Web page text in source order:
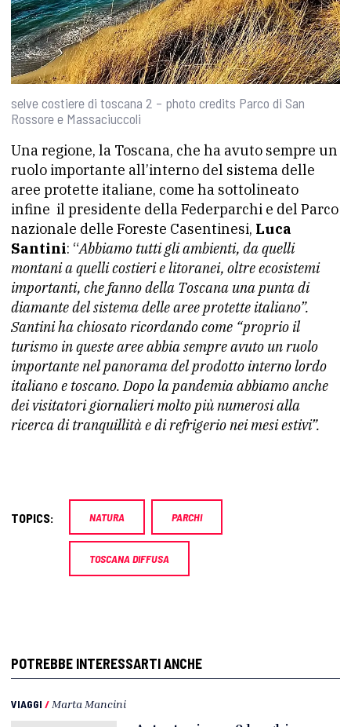
selve costiere di toscana 2 – photo credits Parco di San
Rossore e Massaciuccoli
Una regione, la Toscana, che ha avuto sempre un
ruolo importante all’interno del sistema delle
aree protette italiane, come ha sottolineato
infine il presidente della Federparchi e del Parco
nazionale delle Foreste Casentinesi, Luca
Santini: “Abbiamo tutti gli ambienti, da quelli
montani a quelli costieri e litoranei, oltre ecosistemi
importanti, che fanno della Toscana una punta di
diamante del sistema delle aree protette italiano”.
Santini ha chiosato ricordando come “proprio il
turismo in queste aree abbia sempre avuto un ruolo
importante nel panorama del prodotto interno lordo
italiano e toscano. Dopo la pandemia abbiamo anche
dei visitatori giornalieri molto più numerosi alla
ricerca di tranquillità e di refrigerio nei mesi estivi”.
TOPICS: NATURA PARCHI
TOSCANA DIFFUSA
POTREBBE INTERESSARTI ANCHE
VIAGGI / Marta Mancini